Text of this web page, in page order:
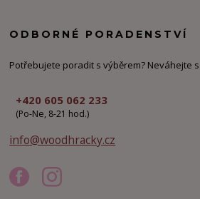
ODBORNÉ PORADENSTVÍ
Potřebujete poradit s výběrem? Neváhejte
+420 605 062 233
(Po-Ne, 8-21 hod.)
info@woodhracky.cz